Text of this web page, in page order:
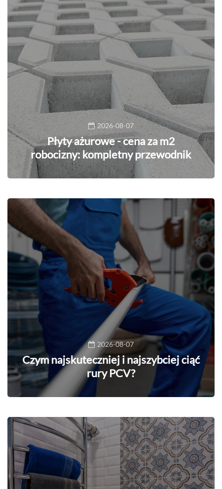
2026-08-07
Płyty ażurowe - cena za m2
robocizny: kompletny przewodnik
2026-08-07
Czym najskuteczniej i najszybciej ciąć
rury PCV?